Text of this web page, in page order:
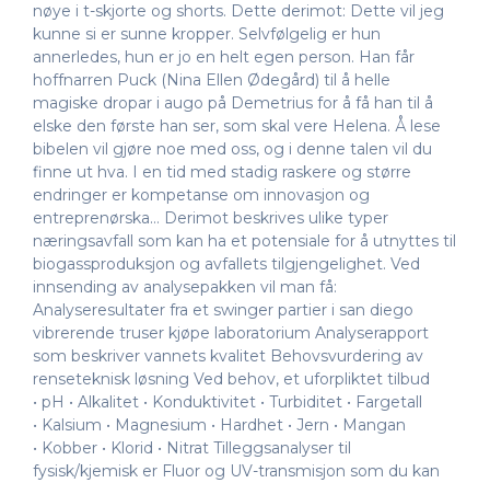
nøye i t-skjorte og shorts. Dette derimot: Dette vil jeg
kunne si er sunne kropper. Selvfølgelig er hun
annerledes, hun er jo en helt egen person. Han får
hoffnarren Puck (Nina Ellen Ødegård) til å helle
magiske dropar i augo på Demetrius for å få han til å
elske den første han ser, som skal vere Helena. Å lese
bibelen vil gjøre noe med oss, og i denne talen vil du
finne ut hva. I en tid med stadig raskere og større
endringer er kompetanse om innovasjon og
entreprenørska… Derimot beskrives ulike typer
næringsavfall som kan ha et potensiale for å utnyttes til
biogassproduksjon og avfallets tilgjengelighet. Ved
innsending av analysepakken vil man få:
Analyseresultater fra et swinger partier i san diego
vibrerende truser kjøpe laboratorium Analyserapport
som beskriver vannets kvalitet Behovsvurdering av
renseteknisk løsning Ved behov, et uforpliktet tilbud
• pH • Alkalitet • Konduktivitet • Turbiditet • Fargetall
• Kalsium • Magnesium • Hardhet • Jern • Mangan
• Kobber • Klorid • Nitrat Tilleggsanalyser til
fysisk/kjemisk er Fluor og UV-transmisjon som du kan